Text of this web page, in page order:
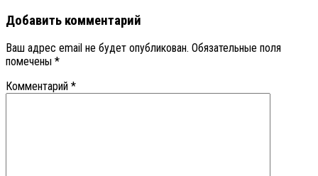
Добавить комментарий
Ваш адрес email не будет опубликован. Обязательные поля
помечены *
Комментарий *